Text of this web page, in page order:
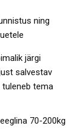
ning
järgi
salvestav
tuleneb tema
70-200kg